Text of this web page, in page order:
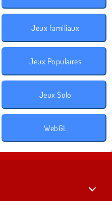
Jeux familiaux
Jeux Populaires
Jeux Solo
WebGL